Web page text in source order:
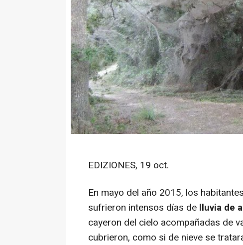
EDIZIONES, 19 oct.
En mayo del año 2015, los
sufrieron intensos días de lluvia de
cayeron del cielo acompañadas de
cubrieron, como si de nieve se